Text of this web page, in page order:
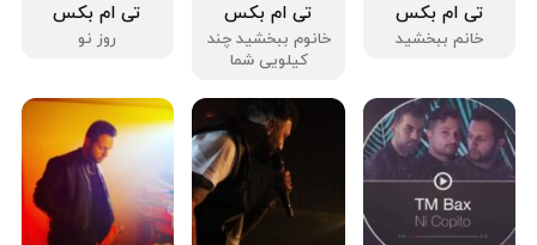
تی ام بکس
خانم ببخشید
تی ام بکس
خانوم ببخشید چند
کیلویی شما
تی ام بکس
روز نو